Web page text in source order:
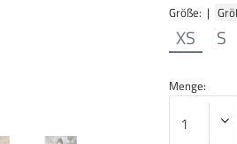
Größe: |
XS S
Menge: